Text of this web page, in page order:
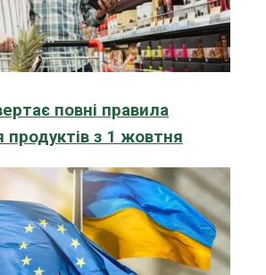
повні правила
продуктів з 1 жовтня